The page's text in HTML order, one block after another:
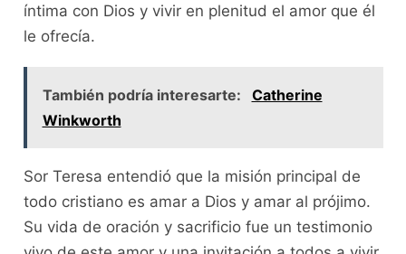
íntima con Dios y vivir en plenitud el amor que él
le ofrecía.
También podría interesarte:
Catherine
Winkworth
Sor Teresa entendió que la misión principal de
todo cristiano es amar a Dios y amar al prójimo.
Su vida de oración y sacrificio fue un testimonio